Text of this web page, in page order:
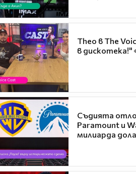
Theo в The
в дискотека!"
Съдията
Paramount и
милиарда